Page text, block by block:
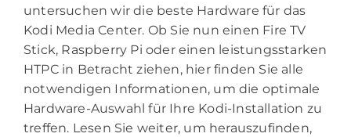
untersuchen wir die beste Hardware für das
Kodi Media Center. Ob Sie nun einen Fire TV
Stick, Raspberry Pi oder einen leistungsstarken
HTPC in Betracht ziehen, hier finden Sie alle
notwendigen Informationen, um die optimale
Hardware-Auswahl für Ihre Kodi-Installation zu
treffen. Lesen Sie weiter, um herauszufinden,